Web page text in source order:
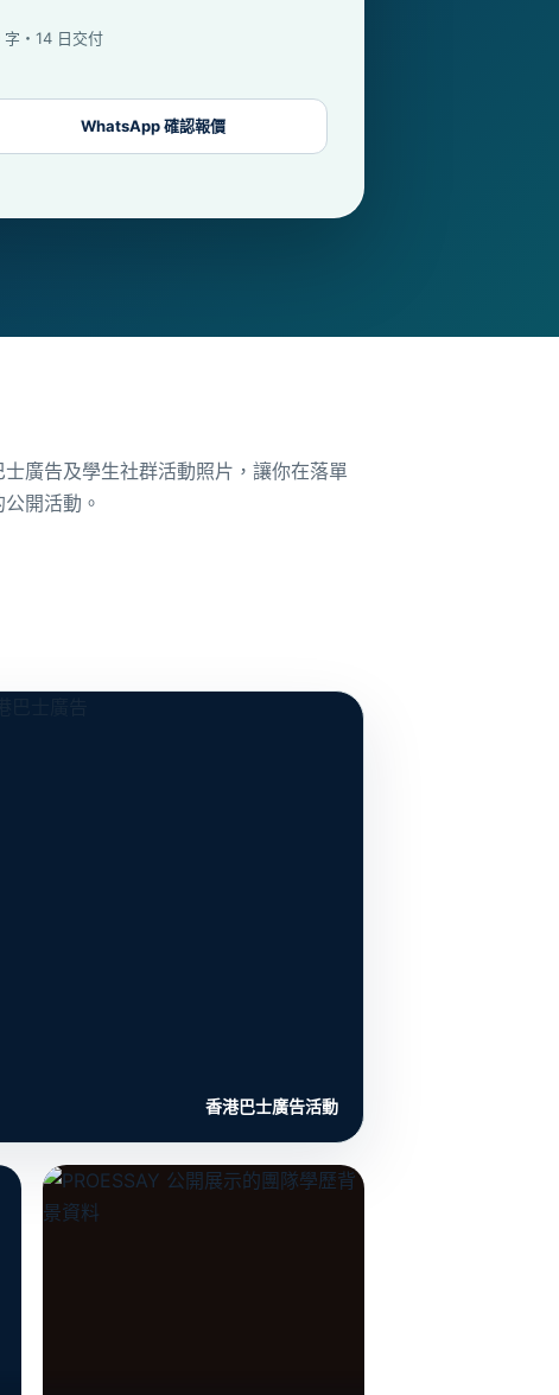
字・14 日交付
WhatsApp 確認報價
廣告及學生社群活動照片，讓你在落單
開活動。
香港巴士廣告活動